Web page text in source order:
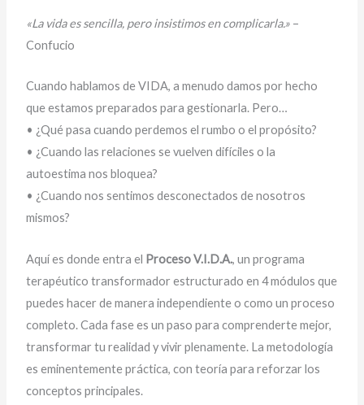
«La vida es sencilla, pero insistimos en complicarla.» –
Confucio
Cuando hablamos de VIDA, a menudo damos por hecho
que estamos preparados para gestionarla. Pero…
• ¿Qué pasa cuando perdemos el rumbo o el propósito?
• ¿Cuando las relaciones se vuelven difíciles o la
autoestima nos bloquea?
• ¿Cuando nos sentimos desconectados de nosotros
mismos?
Aquí es donde entra el Proceso V.I.D.A., un programa
terapéutico transformador estructurado en 4 módulos que
puedes hacer de manera independiente o como un proceso
completo. Cada fase es un paso para comprenderte mejor,
transformar tu realidad y vivir plenamente. La metodología
es eminentemente práctica, con teoría para reforzar los
conceptos principales.